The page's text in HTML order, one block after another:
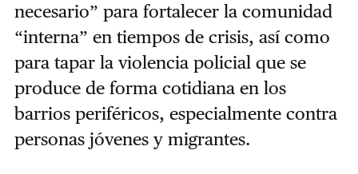
necesario” para fortalecer la comunidad
“interna” en tiempos de crisis, así como
para tapar la violencia policial que se
produce de forma cotidiana en los
barrios periféricos, especialmente contra
personas jóvenes y migrantes.